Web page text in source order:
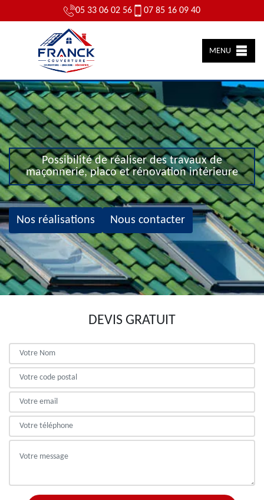
05 33 06 02 56 07 85 16 09 40
MENU
Possibilité de réaliser des travaux de
maçonnerie, placo et rénovation intérieure
Nos réalisations Nous contacter
DEVIS GRATUIT